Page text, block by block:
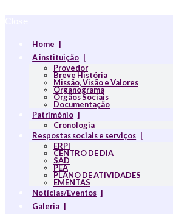
Home
A instituição
Provedor
Breve História
Missão, Visão e Valores
Organograma
Orgãos Sociais
Documentação
Património
Cronologia
Respostas sociais e serviços
ERPI
CENTRO DE DIA
SAD
PEA
PLANO DE ATIVIDADES
EMENTAS
Notícias/Eventos
Galeria